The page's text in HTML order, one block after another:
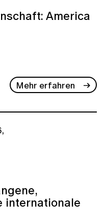
America
Mehr erfahren
internationale